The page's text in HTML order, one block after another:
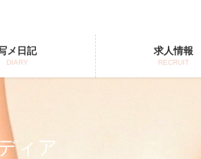
メ日記
DIARY
求人情報
RECRUIT
ィア